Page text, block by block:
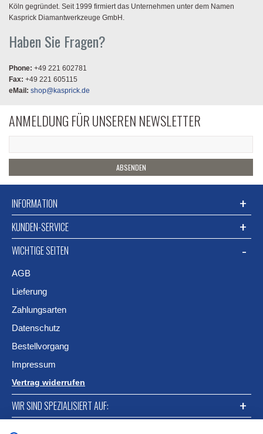
Köln gegründet. Seit 1999 firmiert das Unternehmen unter dem Namen
Kasprick Diamantwerkzeuge GmbH.
Haben Sie Fragen?
Phone: +49 221 602781
Fax: +49 221 605115
eMail: shop@kasprick.de
ANMELDUNG FÜR UNSEREN NEWSLETTER
ABSENDEN
INFORMATION
KUNDEN-SERVICE
WICHTIGE SEITEN
AGB
Lieferung
Zahlungsarten
Datenschutz
Bestellvorgang
Impressum
Vertrag widerrufen
WIR SIND SPEZIALISIERT AUF:
FACEBOOK